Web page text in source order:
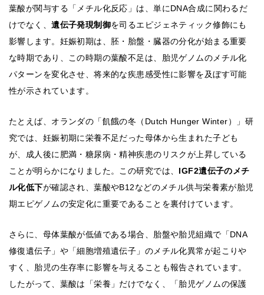
葉酸が関与する「メチル化反応」は、単にDNA合成に関わるだ
けでなく、遺伝子発現制御を司るエピジェネティック修飾にも
影響します。妊娠初期は、胚・胎盤・臓器の分化が始まる重要
な時期であり、この時期の葉酸不足は、胎児ゲノムのメチル化
パターンを変化させ、将来的な疾患感受性に影響を及ぼす可能
性が示されています。
たとえば、オランダの「飢餓の冬（Dutch Hunger Winter）」研
究では、妊娠初期に栄養不足だった母体から生まれた子ども
が、成人後に肥満・糖尿病・精神疾患のリスクが上昇している
ことが明らかになりました。この研究では、 IGF2遺伝子のメチ
ル化低下が確認され、葉酸やB12などのメチル供与栄養素が胎児
期エピゲノムの安定化に重要であることを裏付けています。
さらに、母体葉酸が低値である場合、胎盤や胎児組織で「DNA
修復遺伝子」や「細胞増殖遺伝子」のメチル化異常が起こりや
すく、胎児の生存率に影響を与えることも報告されています。
したがって、葉酸は「栄養」だけでなく、「胎児ゲノムの保護